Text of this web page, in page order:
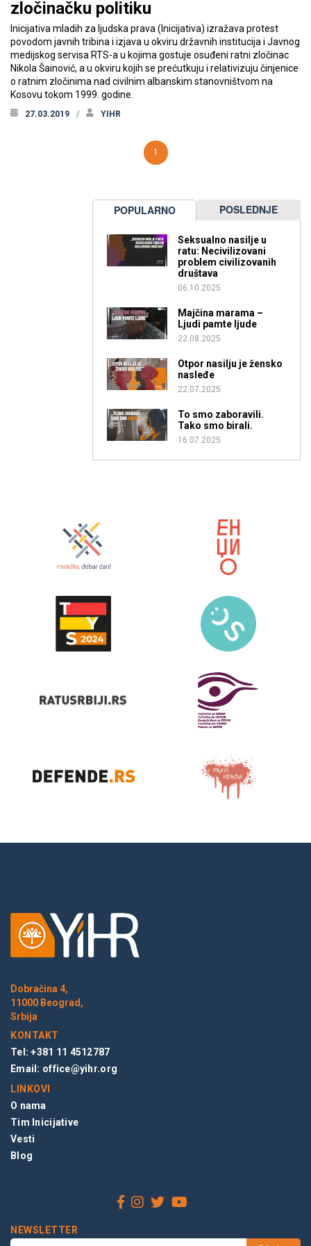
zločinačku politiku
Inicijativa mladih za ljudska prava (Inicijativa) izražava protest
povodom javnih tribina i izjava u okviru državnih institucija i Javnog
medijskog servisa RTS-a u kojima gostuje osuđeni ratni zločinac
Nikola Šainović, a u okviru kojih se prećutkuju i relativizuju činjenice
o ratnim zločinima nad civilnim albanskim stanovništvom na
Kosovu tokom 1999. godine.
27.03.2019 YIHR
1
POPULARNO POSLEDNJE
Seksualno nasilje u
ratu: Necivilizovani
problem civilizovanih
društava
06.10.2025
Majčina marama –
Ljudi pamte ljude
22.08.2025
Otpor nasilju je žensko
nasleđe
22.07.2025
To smo zaboravili.
Tako smo birali.
16.07.2025
Dobračina 4,
11000 Beograd,
Srbija
KONTAKT
Tel: +381 11 4512787
Email: office@yihr.org
LINKOVI
O nama
Tim Inicijative
Vesti
Blog
NEWSLETTER